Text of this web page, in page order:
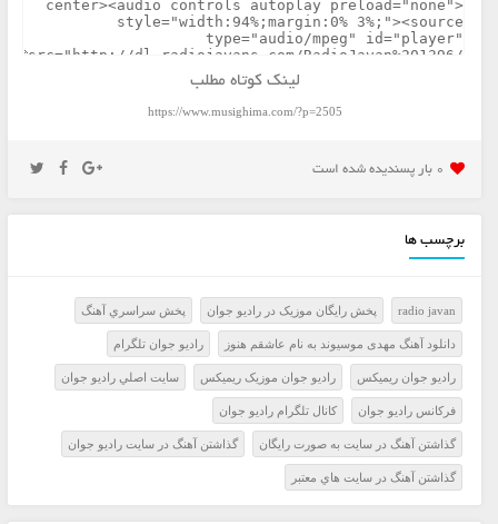
لینک کوتاه مطلب
https://www.musighima.com/?p=2505
0 بار پسنديده شده است
برچسب ها
radio javan پخش رايگان موزيک در راديو جوان پخش سراسري آهنگ
دانلود آهنگ مهدی موسیوند به نام عاشقم هنوز راديو جوان تلگرام
راديو جوان ريميکس راديو جوان موزيک ريميکس سايت اصلي راديو جوان
فرکانس راديو جوان کانال تلگرام راديو جوان
گذاشتن آهنگ در سايت به صورت رايگان گذاشتن آهنگ در سايت راديو جوان
گذاشتن آهنگ در سايت هاي معتبر